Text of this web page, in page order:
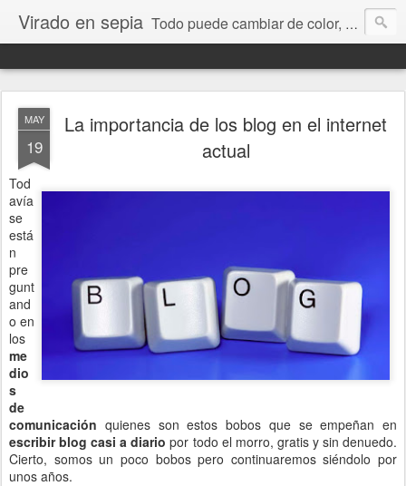
Virado en sepia Todo puede cambiar de color, depende de nosotros y de nuestra capacidad para aprender a mirar. Hablamos de sociedad, economía, empresa, política, RRHH, formación. De Historia reciente, de educación y de temas sociales.
MAY
19
La importancia de los blog en el internet
actual
Tod
avía
se
está
n
pre
gunt
and
o en
los
me
dio
s
de
comunicación quienes son estos bobos que se empeñan en
escribir blog casi a diario por todo el morro, gratis y sin denuedo.
Cierto, somos un poco bobos pero continuaremos siéndolo por
unos años.